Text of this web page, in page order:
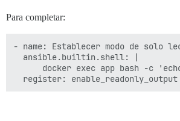
Para completar:
- name: Establecer modo de solo
  ansible.builtin.shell: |
docker exec app bash -c